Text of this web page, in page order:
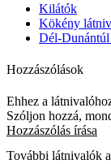
Kilátók
Kökény
Dél-
Hozzászólások
Ehhez a
Szóljon hozzá,
Hozzászólás írása
További látnivalók